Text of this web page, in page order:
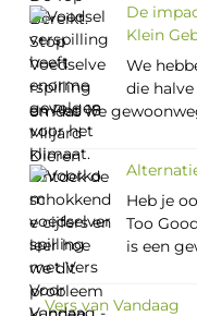
De
Klein
We
die
omdat we
Heb je
Too
is een
Vers van Vandaag